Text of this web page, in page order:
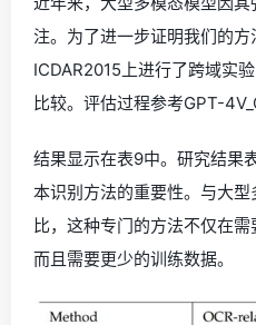
注。为了进一步证明我们的
ICDAR2015上进行了跨域实
比较。评估过程参考GPT-
结果显示在表9中。研究结果
本识别方法的重要性。与大
比，这种专门的方法不仅在需
而且需要更少的训练数据。